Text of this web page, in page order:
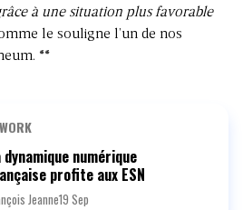
à une situation plus favorable
le souligne l’un de nos
**
dynamique numérique
profite aux ESN
Jeanne19 Sep